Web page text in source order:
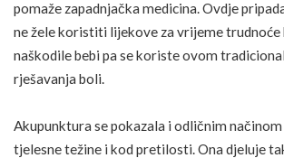
pomaže zapadnjačka medicina. Ovdje
ne žele koristiti lijekove za vrijeme trudnoće
naškodile bebi pa se koriste ovom
rješavanja boli.
Akupunktura se pokazala i odličnim
tjelesnetežine i kod pretilosti. Ona djeluje